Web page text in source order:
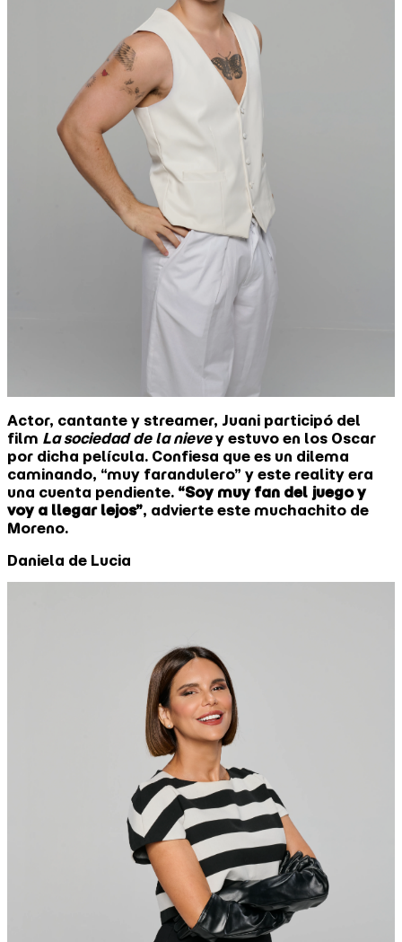
Actor, cantante y streamer, Juani participó del
film La sociedad de la nievey estuvo en los Oscar
por dicha película. Confiesa que es un dilema
caminando, “muy farandulero” y este reality era
una cuenta pendiente. “Soy muy fan del juego y
voy a llegar lejos”, advierte este muchachito de
Moreno.
Daniela de Lucia